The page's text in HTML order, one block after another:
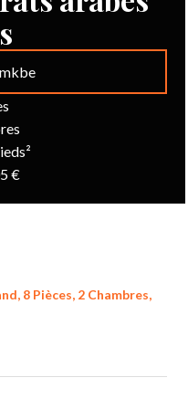
€
8 Pièces, 2 Chambres,